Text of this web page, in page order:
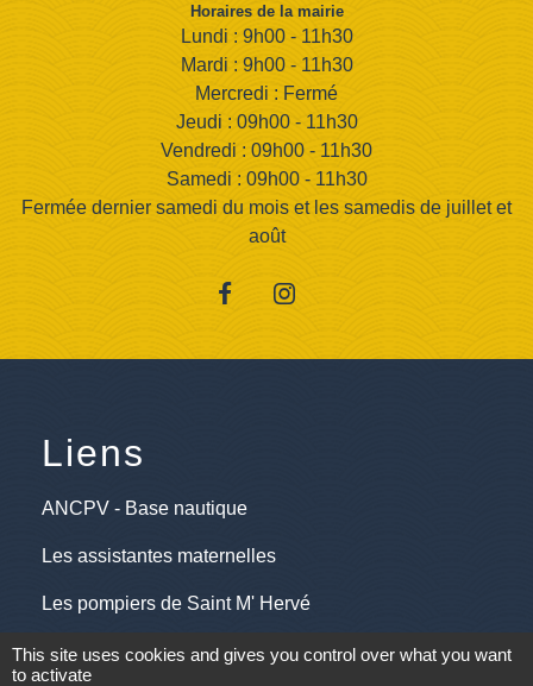
Horaires de la mairie
Lundi : 9h00 - 11h30
Mardi : 9h00 - 11h30
Mercredi : Fermé
Jeudi : 09h00 - 11h30
Vendredi : 09h00 - 11h30
Samedi : 09h00 - 11h30
Fermée dernier samedi du mois et les samedis de juillet et
août
Liens
ANCPV - Base nautique
Les assistantes maternelles
Les pompiers de Saint M' Hervé
Pôle emploi
This site uses cookies and gives you control over what you want
to activate